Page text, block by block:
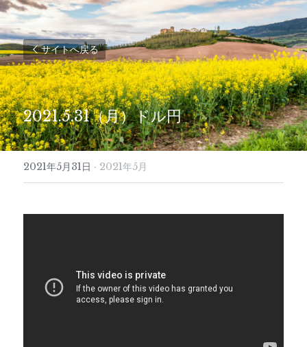
サイトへ戻る
2021.5.31（月）ドル円
2021年5月31日 · 2021年5月